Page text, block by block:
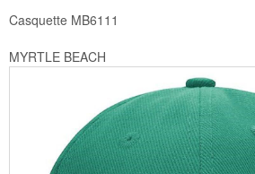
Casquette MB6111
MYRTLE BEACH